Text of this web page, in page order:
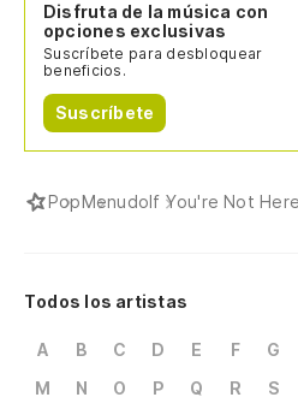
Disfruta de la música con
opciones exclusivas
Suscríbete para desbloquear
beneficios.
Suscríbete
PopMenudoIf You're Not
Todos los artistas
A B C D E F G
M
N O P Q R S